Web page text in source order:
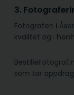
3.
Fotografen i
kvalitet og i
som tar oppdrag